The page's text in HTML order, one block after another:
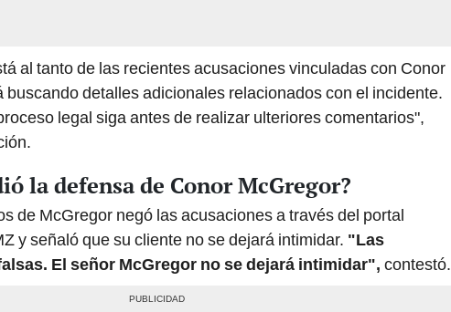
al tanto de las recientes acusaciones vinculadas con Conor
buscando detalles adicionales relacionados con el incidente.
legal siga antes de realizar ulteriores comentarios",
la defensa de Conor McGregor?
de McGregor negó las acusaciones a través del portal
y señaló que su cliente no se dejará intimidar. "Las
El señor McGregor no se dejará intimidar", contestó.